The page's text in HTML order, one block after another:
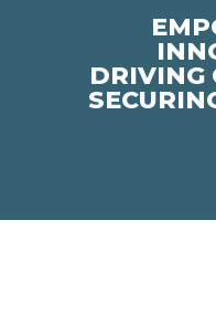
DRIVING